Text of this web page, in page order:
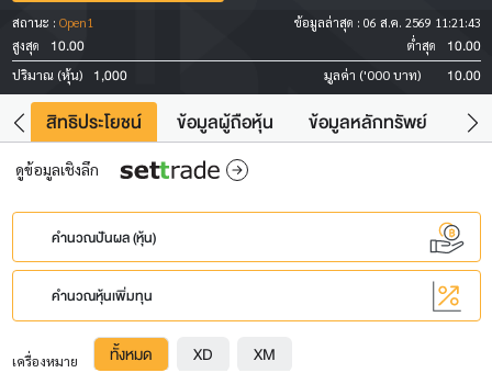
สถานะ : Open1 ข้อมูลล่าสุด : 06 ส.ค. 2569 11:21:43
สูงสุด
10.00 ต่ำสุด 10.00
ปริมาณ (หุ้น) 1,000 มูลค่า ('000 บาท) 10.00
สิทธิประโยชน์ ข้อมูลผู้ถือหุ้น ข้อมูลหลักทรัพย์
ดูข้อมูลเชิงลึก
คำนวณปันผล (หุ้น)
คำนวณหุ้นเพิ่มทุน
เครื่องหมาย ทั้งหมด XD XM